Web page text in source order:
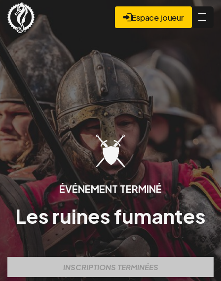
Espace joueur
ÉVÉNEMENT TERMINÉ
Les ruines fumantes
INSCRIPTIONS TERMINÉES